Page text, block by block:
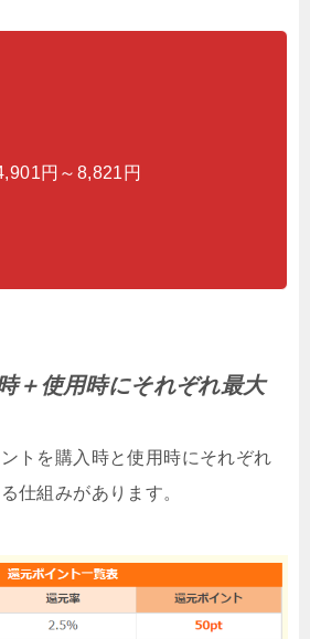
円～8,821円
＋使用時にそれぞれ最大
トを購入時と使用時にそれぞれ
仕組みがあります。